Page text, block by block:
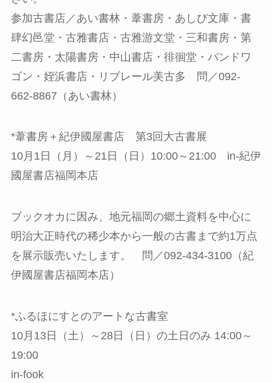
参加古書店／あい書林・葦書房・あしび文庫・書
肆幻邑堂・古雅書店・古雅游文堂・三和書房・第
二書房・太陽書房・中山書店・徘徊堂・バンドワ
ゴン・姪浜書店・リブレール美古多 問／092-
662-8867（あい書林）
*葦書房＋紀伊國屋書店 第3回大古書展
10月1日（月）～21日（日）10:00～21:00 in-紀伊
國屋書店福岡本店
ブックオカに因み、地元福岡の郷土資料を中心に
明治大正時代の稀少本から一般の古書まで約1万点
を展示販売いたします。 問／092-434-3100（紀
伊國屋書店福岡本店）
*ふるほにすとのアートな古書室
10月13日（土）～28日（日）の土日のみ 14:00～
19:00
in-fook